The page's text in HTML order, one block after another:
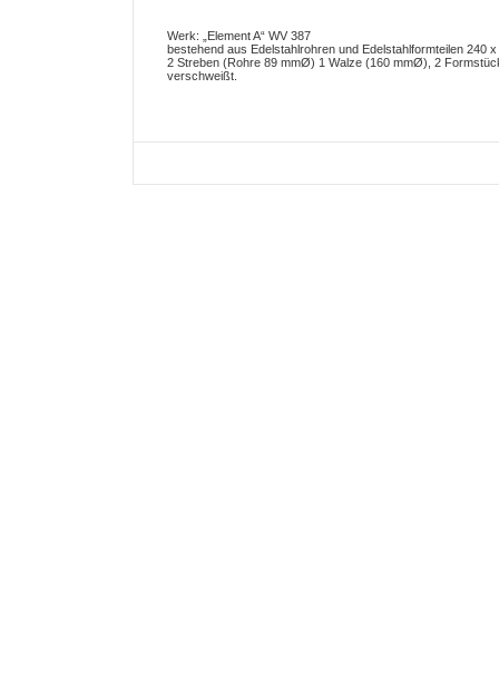
Werk: „Element A“ WV 387
bestehend aus Edelstahlrohren und Edelstahlformteilen 240
2 Streben (Rohre 89 mmØ) 1 Walze (160 mmØ), 2
verschweißt.